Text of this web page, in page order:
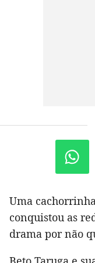
Uma
conquistou as
drama por não